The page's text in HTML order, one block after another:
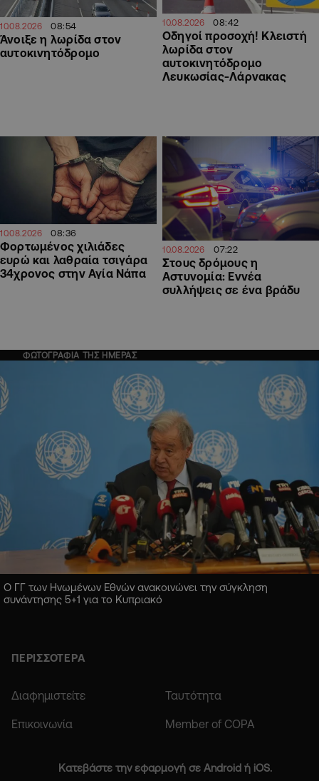
10.08.2026 08:54
Άνοιξε η λωρίδα στον
αυτοκινητόδρομο
10.08.2026 08:42
Οδηγοί προσοχή! Κλειστή
λωρίδα στον
αυτοκινητόδρομο
Λευκωσίας-Λάρνακας
10.08.2026 08:36
Φορτωμένος χιλιάδες
ευρώ και λαθραία τσιγάρα
34χρονος στην Αγία Νάπα
10.08.2026 07:22
Στους δρόμους η
Αστυνομία: Εννέα
συλλήψεις σε ένα βράδυ
ΦΩΤΟΓΡΑΦΙΑ ΤΗΣ ΗΜΕΡΑΣ
Ο ΓΓ των Ηνωμένων Εθνών ανακοινώνει την σύγκληση
συνάντησης 5+1 για το Κυπριακό
ΠΕΡΙΣΣΟΤΕΡΑ
Διαφημιστείτε Ταυτότητα
Επικοινωνία Member of COPA
Κατεβάστε την εφαρμογή σε Android ή iOS.